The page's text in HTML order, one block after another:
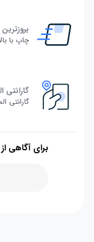
چاپ با
گارانتی
گارانتی
برای آگاهی